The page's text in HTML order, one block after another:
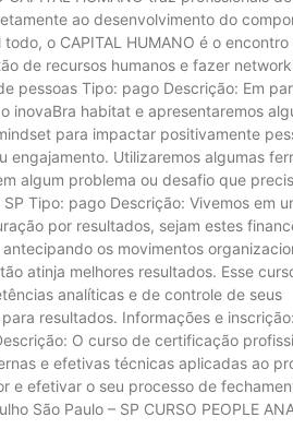
ao desenvolvimento do
o CAPITAL HUMANO é o encontro
de recursos humanos e fazer
pessoas Tipo: pago Descrição: Em
inovaBra habitat e apresentaremos
para impactar positivamente
engajamento. Utilizaremos algumas
algum problema ou desafio que
Tipo: pago Descrição: Vivemos em
por resultados, sejam estes
os movimentos
atinja melhores resultados. Esse
analíticas e de controle de seus
resultados. Informações e
O curso de certificação
e efetivas técnicas aplicadas ao
e efetivar o seu processo de
São Paulo – SP CURSO PEOPLE